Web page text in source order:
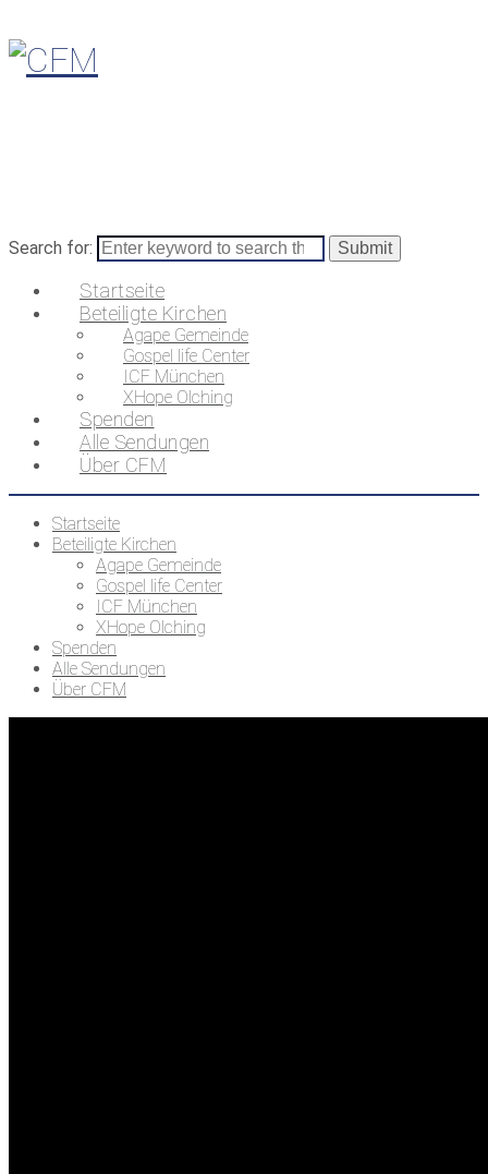
Search for:
Startseite
Beteiligte Kirchen
Agape Gemeinde
Gospel life Center
ICF München
XHope Olching
Spenden
Alle Sendungen
Über CFM
Startseite
Beteiligte Kirchen
Agape Gemeinde
Gospel life Center
ICF München
XHope Olching
Spenden
Alle Sendungen
Über CFM